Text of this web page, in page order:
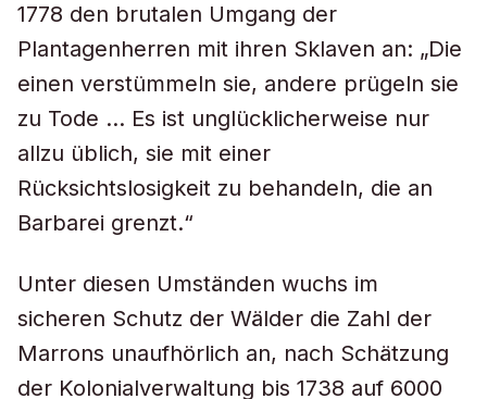
1778 den brutalen Umgang der
Plantagenherren mit ihren Sklaven an: „Die
einen verstümmeln sie, andere prügeln sie
zu Tode … Es ist unglücklicherweise nur
allzu üblich, sie mit einer
Rücksichtslosigkeit zu behandeln, die an
Barbarei grenzt.“
Unter diesen Umständen wuchs im
sicheren Schutz der Wälder die Zahl der
Marrons unaufhörlich an, nach Schätzung
der Kolonialverwaltung bis 1738 auf 6000